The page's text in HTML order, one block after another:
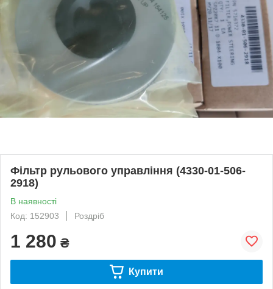
Фільтр рульового управління (4330-01-506-
2918)
В наявності
Код: 152903
Роздріб
1 280 ₴
Купити